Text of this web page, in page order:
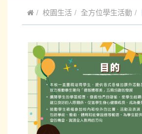
校園生活 全方位學生活動